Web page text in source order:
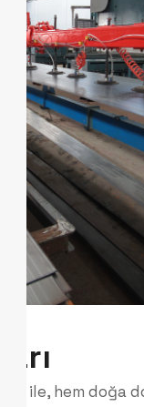
ile, hem doğa